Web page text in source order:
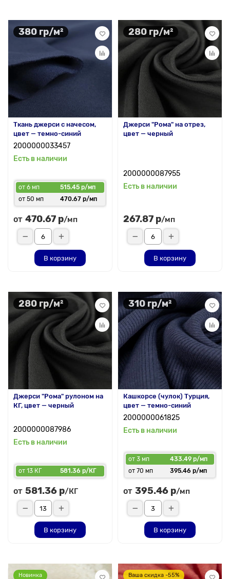
380 гр/м²
Ткань джерси с начесом,
цвет — темно-синий
2000000033457
Есть в наличии
от 6 мп
515.45 р/мп
от 50 мп
470.67 р/мп
от 470.67 р/мп
В корзину
280 гр/м²
Джерси "Рома" на отрез,
цвет — черный
2000000087955
Есть в наличии
267.87 р/мп
В корзину
280 гр/м²
Джерси "Рома" рулоном на
КГ, цвет — черный
2000000087986
Есть в наличии
от 13 КГ 581.36 р/КГ
от 581.36 р/КГ
В корзину
310 гр/м²
Кашкорсе (чулок) Турция,
цвет — темно-синий
2000000061825
Есть в наличии
от 3 мп
433.49 р/мп
от 70 мп
395.46 р/мп
от 395.46 р/мп
В корзину
Новинка Ваша скидка -55%